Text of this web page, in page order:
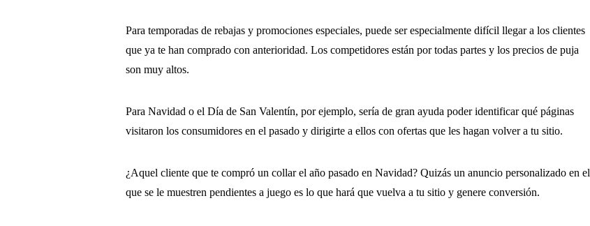
Para temporadas de rebajas y promociones especiales, puede ser especialmente difícil llegar a los clientes
que ya te han comprado con anterioridad. Los competidores están por todas partes y los precios de puja
son muy altos.
Para Navidad o el Día de San Valentín, por ejemplo, sería de gran ayuda poder identificar qué páginas
visitaron los consumidores en el pasado y dirigirte a ellos con ofertas que les hagan volver a tu sitio.
¿Aquel cliente que te compró un collar el año pasado en Navidad? Quizás un anuncio personalizado en el
que se le muestren pendientes a juego es lo que hará que vuelva a tu sitio y genere conversión.